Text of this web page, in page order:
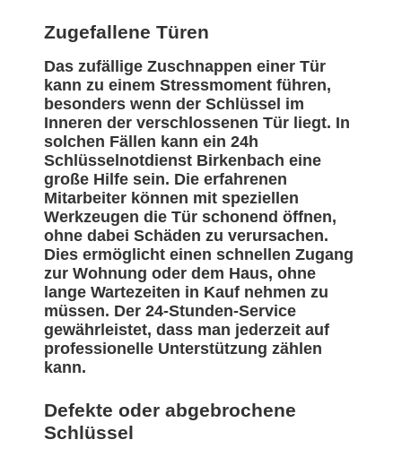
Zugefallene Türen
Das zufällige Zuschnappen einer Tür
kann zu einem Stressmoment führen,
besonders wenn der Schlüssel im
Inneren der verschlossenen Tür liegt. In
solchen Fällen kann ein 24h
Schlüsselnotdienst Birkenbach eine
große Hilfe sein. Die erfahrenen
Mitarbeiter können mit speziellen
Werkzeugen die Tür schonend öffnen,
ohne dabei Schäden zu verursachen.
Dies ermöglicht einen schnellen Zugang
zur Wohnung oder dem Haus, ohne
lange Wartezeiten in Kauf nehmen zu
müssen. Der 24-Stunden-Service
gewährleistet, dass man jederzeit auf
professionelle Unterstützung zählen
kann.
Defekte oder abgebrochene
Schlüssel